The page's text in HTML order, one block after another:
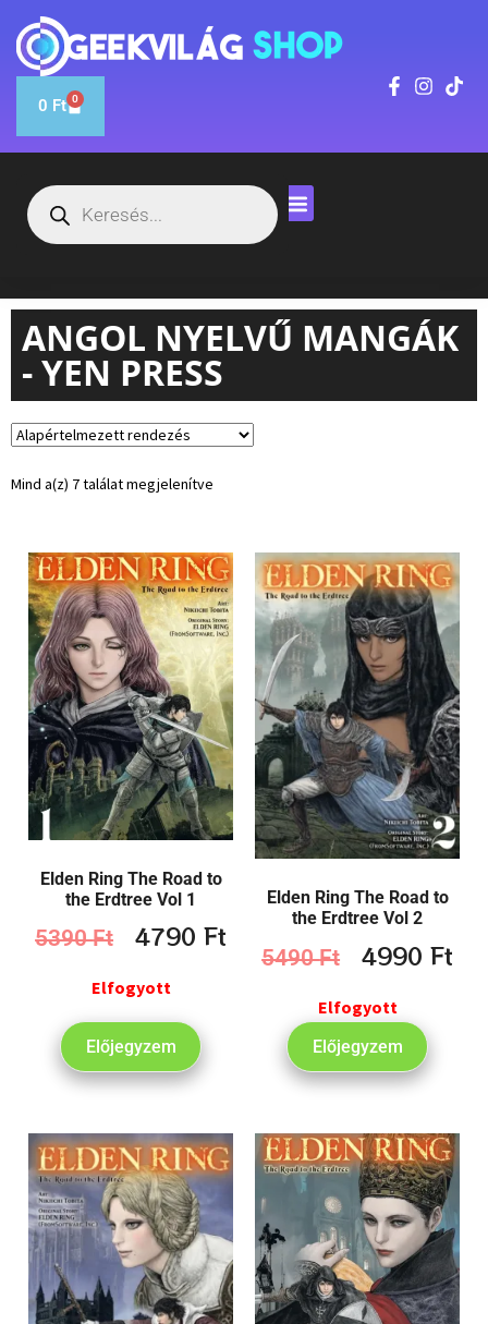
0 Ft 0
ANGOL NYELVŰ MANGÁK
- YEN PRESS
Mind a(z) 7 találat megjelenítve
Elden Ring The Road to
the Erdtree Vol 1
5390Ft 4790 Ft
Elfogyott
Előjegyzem
Elden Ring The Road to
the Erdtree Vol 2
5490Ft 4990 Ft
Elfogyott
Előjegyzem